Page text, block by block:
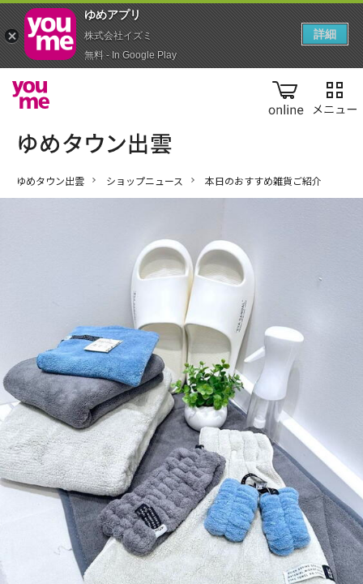
online
ゆめタウン出雲 ショップニュース 本日のおすすめ雑貨ご紹介
ゆめアプ‪リ‬
株式会社イズミ
無料 - In Google Play
詳細